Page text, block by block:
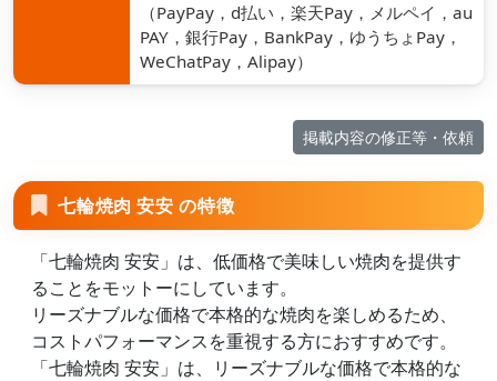
（PayPay，d払い，楽天Pay，メルペイ，au
PAY，銀行Pay，BankPay，ゆうちょPay，
WeChatPay，Alipay）
掲載内容の修正等・依頼
七輪焼肉 安安 の特徴
「七輪焼肉 安安」は、低価格で美味しい焼肉を提供す
ることをモットーにしています。
リーズナブルな価格で本格的な焼肉を楽しめるため、
コストパフォーマンスを重視する方におすすめです。
「七輪焼肉 安安」は、リーズナブルな価格で本格的な